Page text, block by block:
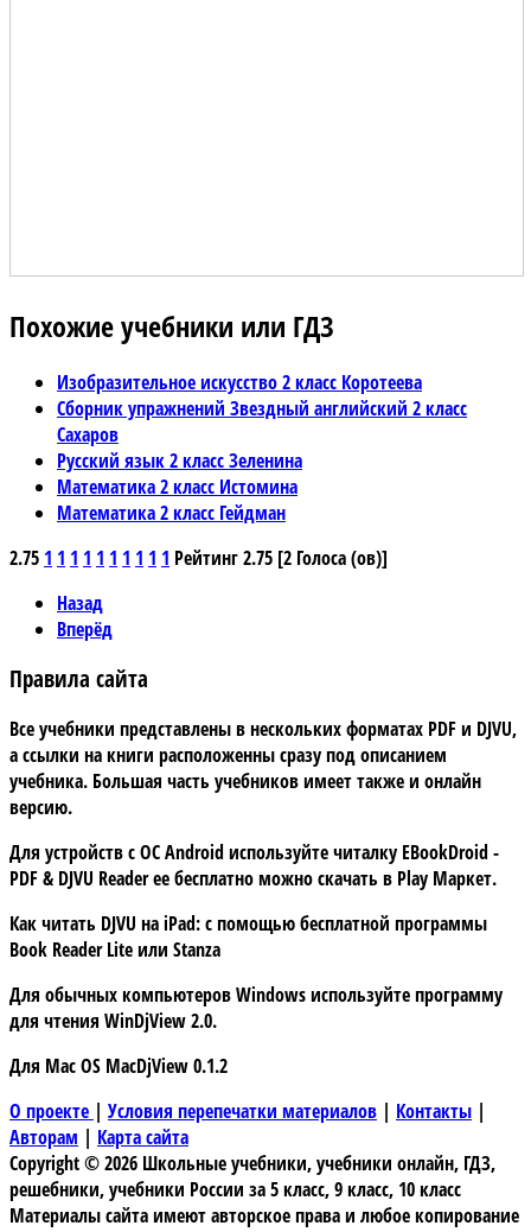
Похожие учебники или ГДЗ
Изобразительное искусство 2 класс Коротеева
Сборник упражнений Звездный английский 2 класс
Сахаров
Русский язык 2 класс Зеленина
Математика 2 класс Истомина
Математика 2 класс Гейдман
2.75 1 1 1 1 1 1 1 1 1 1 Рейтинг 2.75 [2 Голоса (ов)]
Назад
Вперёд
Правила сайта
Все учебники представлены в нескольких форматах PDF и DJVU,
а ссылки на книги расположенны сразу под описанием
учебника. Большая часть учебников имеет также и онлайн
версию.
Для устройств сОС Android используйте читалку EBookDroid -
PDF & DJVU Readerее бесплатно можно скачать в Play Маркет.
Как читать DJVU на iPad:с помощью бесплатной программы
Book Reader Liteили Stanza
Для обычных компьютеров Windows используйте программу
для чтения WinDjView 2.0.
Для Mac OS MacDjView 0.1.2
О проекте | Условия перепечатки материалов | Контакты |
Авторам | Карта сайта
Copyright © 2026 Школьные учебники, учебники онлайн, ГДЗ,
решебники, учебники России за 5 класс, 9 класс, 10 класс
Материалы сайта имеют авторское права и любое копирование